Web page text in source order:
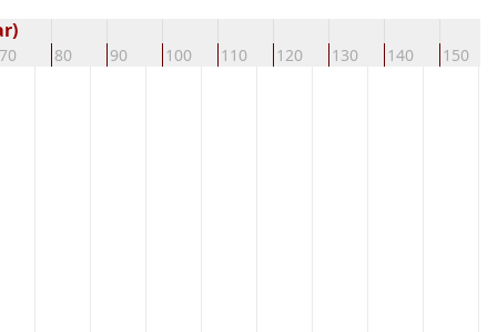
70 80 90 100 110 120 130 140 150